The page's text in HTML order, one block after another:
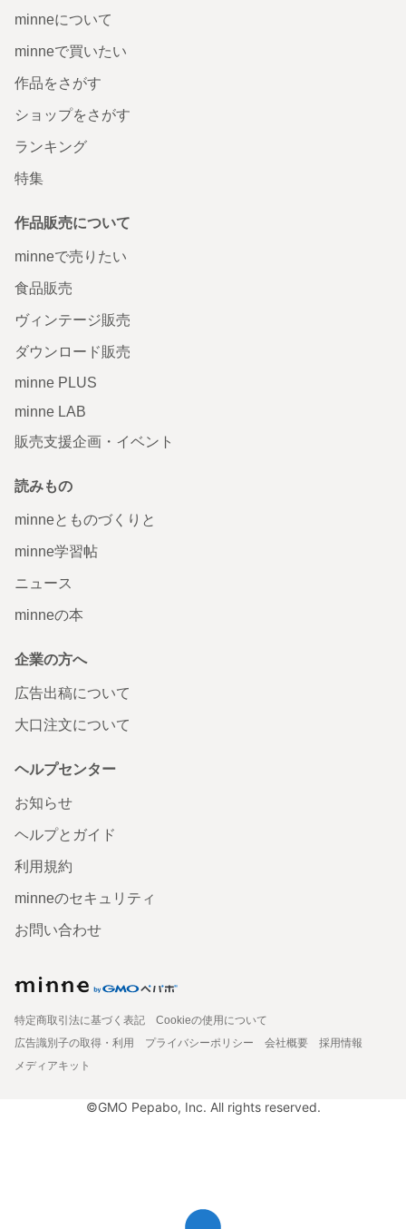
minneについて
minneで買いたい
作品をさがす
ショップをさがす
ランキング
特集
作品販売について
minneで売りたい
食品販売
ヴィンテージ販売
ダウンロード販売
minne PLUS
minne LAB
販売支援企画・イベント
読みもの
minneとものづくりと
minne学習帖
ニュース
minneの本
企業の方へ
広告出稿について
大口注文について
ヘルプセンター
お知らせ
ヘルプとガイド
利用規約
minneのセキュリティ
お問い合わせ
特定商取引法に基づく表記
Cookieの使用について
広告識別子の取得・利用
プライバシーポリシー 会社概要
採用情報
メディアキット
©GMO Pepabo, Inc. All rights reserved.